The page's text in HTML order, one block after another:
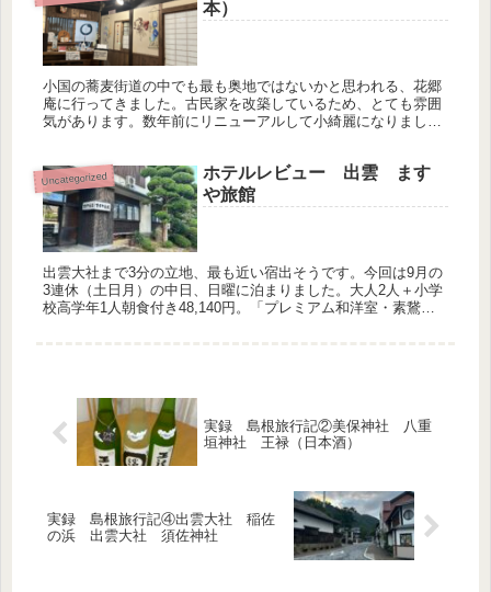
本）
小国の蕎麦街道の中でも最も奥地ではないかと思われる、花郷
庵に行ってきました。古民家を改築しているため、とても雰囲
気があります。数年前にリニューアルして小綺麗になりまし
Uncategorized
ホテルレビュー 出雲 ます
や旅館
出雲大社まで3分の立地、最も近い宿出そうです。今回は9月の
3連休（土日月）の中日、日曜に泊まりました。大人2人＋小学
校高学年1人朝食付き48,140円。「プレミアム和洋室・素鵞」
実録 島根旅行記②美保神社 八重
垣神社 王禄（日本酒）
実録 島根旅行記④出雲大社 稲佐
の浜 出雲大社 須佐神社